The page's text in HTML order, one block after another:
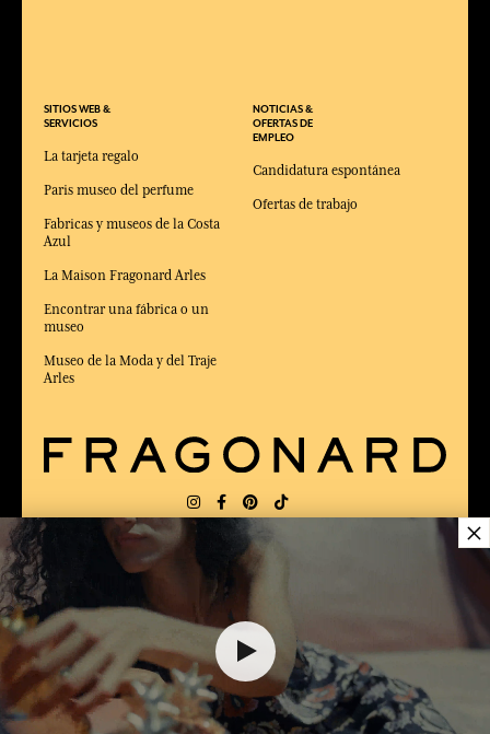
$ 70.00
SITIOS WEB &
SERVICIOS
La tarjeta regalo
Paris museo del perfume
Fabricas y museos de la Costa
Azul
La Maison Fragonard Arles
Encontrar una fábrica o un
museo
Museo de la Moda y del Traje
Arles
NOTICIAS &
OFERTAS DE
EMPLEO
Candidatura espontánea
Ofertas de trabajo
US
ELEGIDO MEJOR SITIO DE COMERCIO
en Línea 2025 por la revista Capital
×